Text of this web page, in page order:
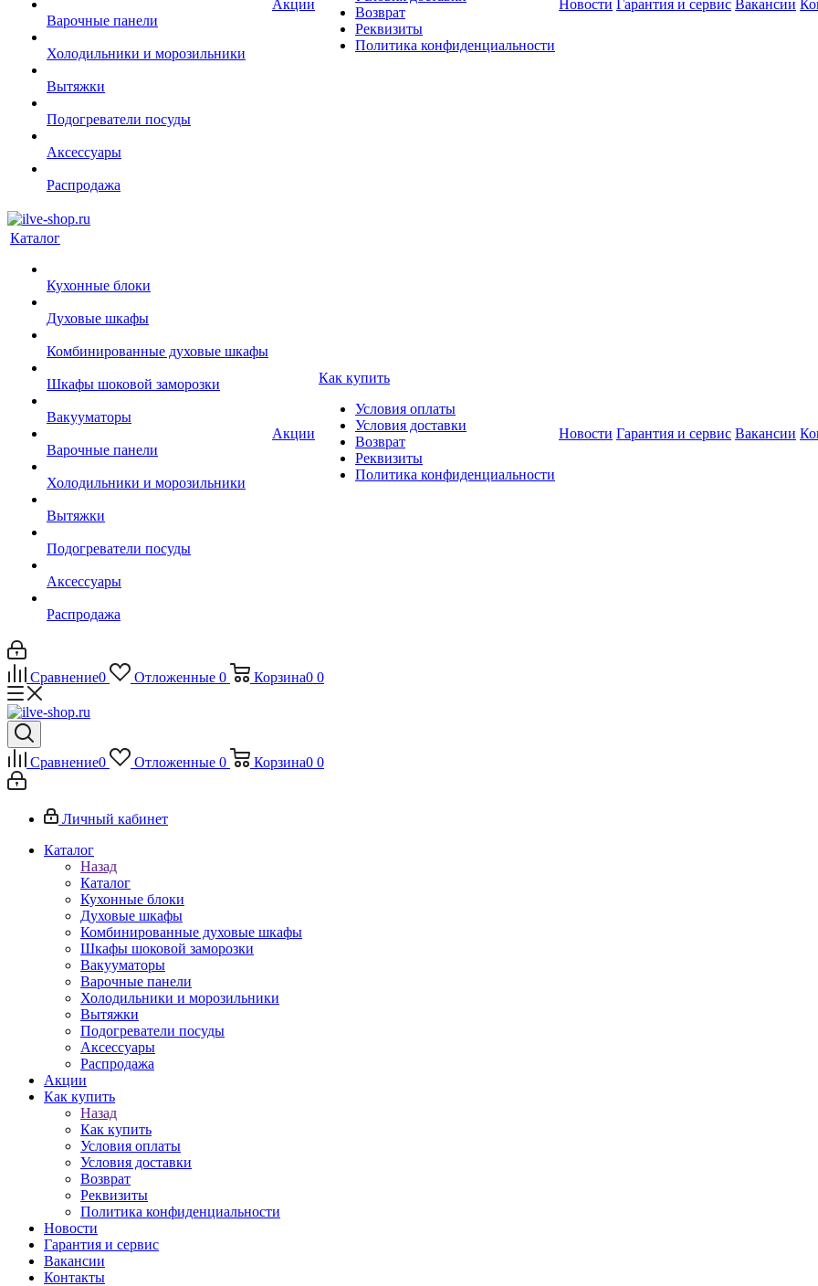
Варочные панели
Холодильники и морозильники
Вытяжки
Подогреватели посуды
Аксессуары
Распродажа
Акции
Возврат
Реквизиты
Политика конфиденциальности
Новости Гарантия и сервис Вакансии
Каталог
Кухонные блоки
Духовые шкафы
Комбинированные духовые шкафы
Шкафы шоковой заморозки
Вакууматоры
Варочные панели
Холодильники и морозильники
Вытяжки
Подогреватели посуды
Аксессуары
Распродажа
Акции
Как купить
Условия оплаты
Условия доставки
Возврат
Реквизиты
Политика конфиденциальности
Новости Гарантия и сервис Вакансии
Сравнение0 Отложенные 0 Корзина0 0
Сравнение0 Отложенные 0 Корзина0 0
Личный кабинет
Каталог
Назад
Каталог
Кухонные блоки
Духовые шкафы
Комбинированные духовые шкафы
Шкафы шоковой заморозки
Вакууматоры
Варочные панели
Холодильники и морозильники
Вытяжки
Подогреватели посуды
Аксессуары
Распродажа
Акции
Как купить
Назад
Как купить
Условия оплаты
Условия доставки
Возврат
Реквизиты
Политика конфиденциальности
Новости
Гарантия и сервис
Вакансии
Контакты